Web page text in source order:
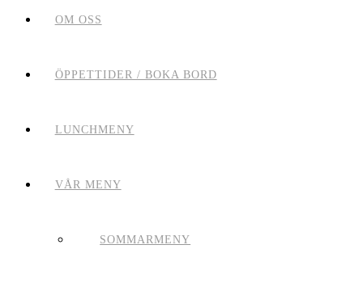
OM OSS
ÖPPETTIDER / BOKA BORD
LUNCHMENY
VÅR MENY
SOMMARMENY